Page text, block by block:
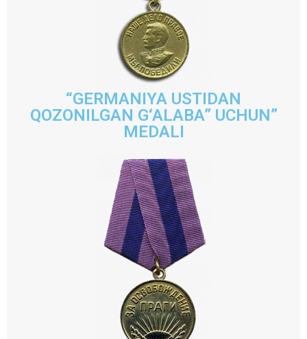
“GERMANIYA USTIDAN
QOZONILGAN G‘ALABA” UCHUN”
MEDALI